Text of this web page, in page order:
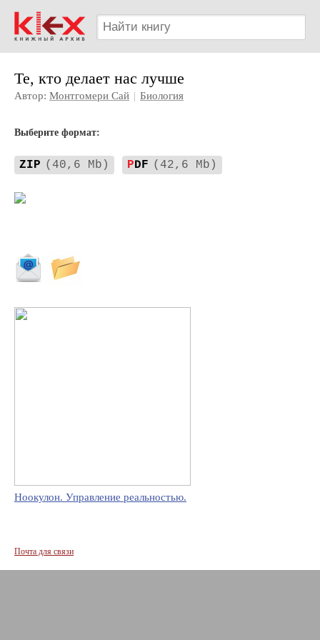
Те, кто делает нас лучше
Автор: Монтгомери Сай | Биология
Выберите формат:
ZIP (40,6 Mb) PDF (42,6 Mb)
Ноокулон. Управление реальностью.
Почта для связи